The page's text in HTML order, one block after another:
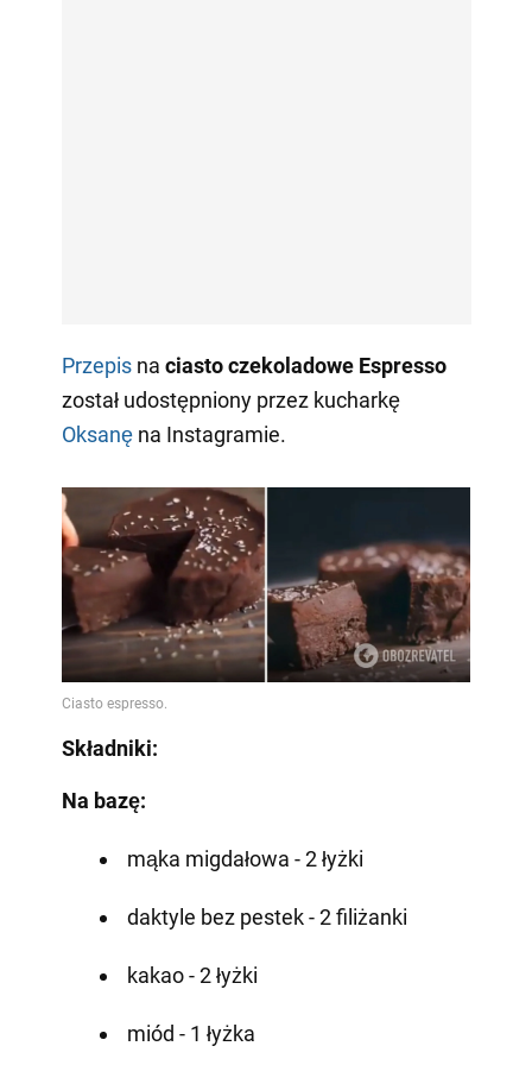
Przepisna ciasto czekoladowe Espresso
został udostępniony przez kucharkę
Oksanęna Instagramie.
Składniki:
Na bazę:
mąka migdałowa - 2 łyżki
daktyle bez pestek - 2 filiżanki
kakao - 2 łyżki
miód - 1 łyżka